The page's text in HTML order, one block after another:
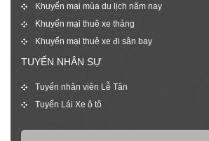
Khuyến mại mùa du lịch năm nay
Khuyến mại thuê xe tháng
Khuyến mại thuê xe đi sân bay
TUYỂN NHÂN SỰ
Tuyển nhân viên Lễ Tân
Tuyển Lái Xe ô tô